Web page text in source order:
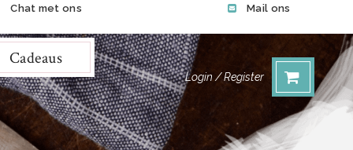
Chat met ons Mail ons
Cadeaus
Login / Register